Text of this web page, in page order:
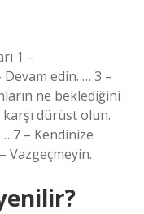
1 –
Devam edin. … 3 –
ne beklediğini
karşı dürüst olun.
7 – Kendinize
Vazgeçmeyin.